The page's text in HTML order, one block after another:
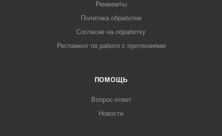
Реквизиты
Политика обработки
Согласие на обработку
Регламент по работе с претензиями
ПОМОЩЬ
Вопрос-ответ
Новости